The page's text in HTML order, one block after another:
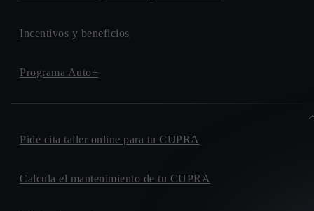
Incentivos y beneficios
Programa Auto+
Pide cita taller online para tu CUPRA
Calcula el mantenimiento de tu CUPRA